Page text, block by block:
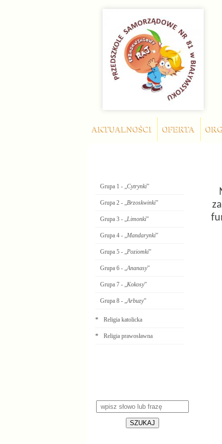
AKTUALNOŚCI OFERTA
Grupa 1 - „Cytrynki”
Grupa 2 - „Brzoskwinki”
Grupa 3 - „Limonki”
Grupa 4 - „Mandarynki”
Grupa 5 - „Poziomki”
Grupa 6 - „Ananasy”
Grupa 7 - „Kokosy”
Grupa 8 - „Arbuzy”
* Religia katolicka
* Religia prawosławna
SZUKAJ